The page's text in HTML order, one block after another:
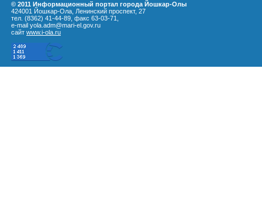
© 2011 Информационный портал города Йошкар-Олы
424001 Йошкар-Ола, Ленинский проспект, 27
тел. (8362) 41-44-89, факс 63-03-71,
e-mail yola.adm@mari-el.gov.ru
сайт www.i-ola.ru